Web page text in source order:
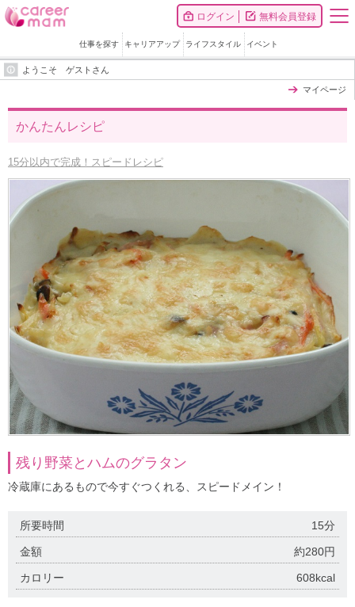
ログイン 無料会員登録
仕事を探す キャリアアップ ライフスタイル イベント
ようこそ ゲストさん
マイページ
かんたんレシピ
15分以内で完成！スピードレシピ
残り野菜とハムのグラタン
冷蔵庫にあるもので今すぐつくれる、スピードメイン！
所要時間 15分
金額 約280円
カロリー 608kcal